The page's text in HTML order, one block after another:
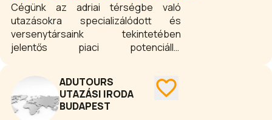
Cégünk az adriai térségbe való
utazásokra specializálódott és
versenytársaink tekintetében
jelentős piaci potenciállal
többéves utaztatási
tapasztalatainknak köszönhetünk. A
kalandvágy szinte természetesnek
ADUTOURS
UTAZÁSI IRODA
BUDAPEST